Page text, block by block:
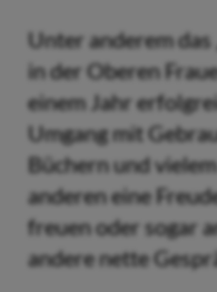
Unter anderem das
in der Oberen
einem Jahr
Umgang mit
Büchern und
anderen eine
freuen oder sogar
andere nette